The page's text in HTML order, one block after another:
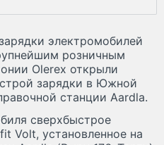
электромобилей
розничным
Olerex открыли
зарядки в Южной
станции Aardla.
сверхбыстрое
Volt, установленное на